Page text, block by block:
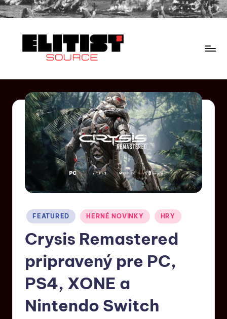
FEATURED HERNÉ NOVINKY HRY
Crysis Remastered
pripravený pre PC,
PS4, XONE a
Nintendo Switch